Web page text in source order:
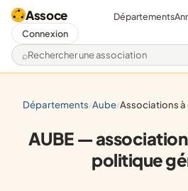
Assoce
Rechercher une association
Départements
Connexion
départements/ aube/ associations à
AUBE —
politique